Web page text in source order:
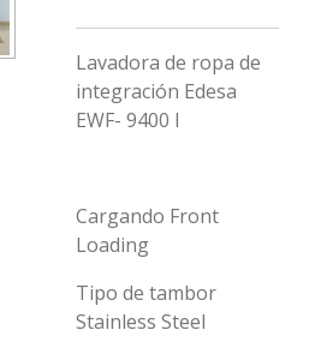
Lavadora de ropa de
integración Edesa
EWF- 9400 I
Cargando Front
Loading
Tipo de tambor
Stainless Steel